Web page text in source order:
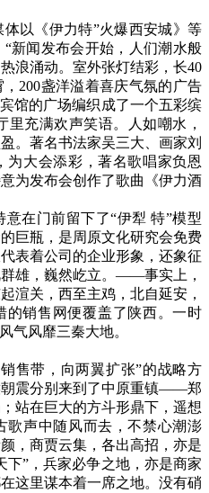
以《伊力特”火爆西安城》等
新闻发布会开始，人们潮水般
浪涌动。室外张灯结彩，长40
200盏洋溢着喜庆气氛的广告
馆的广场编织成了一个五彩缤
充满欢声笑语。人如嘲水，
。著名书法家吴三大、画家刘
为大会添彩，著名歌唱家负恩
为发布会创作了歌曲《伊力酒
在门前留下了“伊犁 特”模型
巨瓶，是周原文化研究会免费
表着公司的企业形象，还象征
雄，巍然屹立。——事实上，
渲关，西至主鸡，北自延安，
的销售网便覆盖了陕西。一时
气风靡三秦大地。
带，向两翼扩张”的战略方
朝震分别来到了中原重镇——郑
站在巨大的方斗形鼎下，遥想
歌声中随风而去，不禁心潮澎
，商贾云集，各出高招，亦是
下”，兵家必争之地，亦是商家
这里谋本着一席之地。没有硝